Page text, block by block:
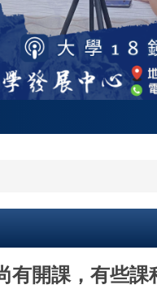
開課，有些課